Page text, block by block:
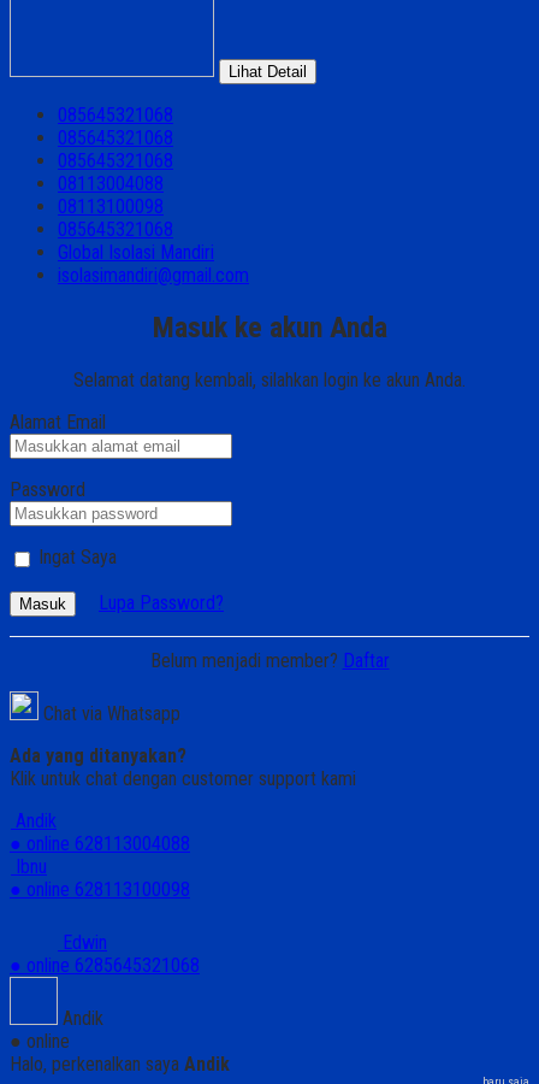
Lihat Detail
085645321068
085645321068
085645321068
08113004088
08113100098
085645321068
Global Isolasi Mandiri
isolasimandiri@gmail.com
Masuk ke akun Anda
Selamat datang kembali, silahkan login ke akun Anda.
Alamat Email
Password
Ingat Saya
Masuk Lupa Password?
Belum menjadi member? Daftar
Chat via Whatsapp
Ada yang ditanyakan?
Klik untuk chat dengan customer support kami
Andik
● online 628113004088
Ibnu
● online 628113100098
Edwin
● online 6285645321068
Andik
● online
Halo, perkenalkan saya Andik